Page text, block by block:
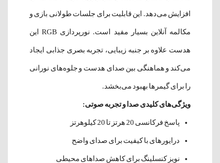
افزایش می‌دهد. این قابلیت برای جلسات طولانی بازی و
مکالمه آنلاین بسیار مفید است. نورپردازی RGB این
هدست علاوه بر جنبه زیبایی، تجربه بصری جذابی ایجاد
می‌کند و هماهنگی بین صدای هدست و جلوه‌های نورانی
را برای گیمرها بهبود می‌بخشد.
ویژگی‌های کلیدی صدا و تجربه صوتی:
پاسخ فرکانسی 20 هرتز تا 20 کیلوهرتز
درایورهای با کیفیت برای صدای واضح
نویز کنسلینگ برای کاهش صداهای محیطی